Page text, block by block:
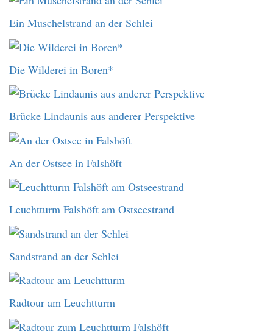
Ein Muschelstrand an der Schlei
Die Wilderei in Boren*
Brücke Lindaunis aus anderer Perspektive
An der Ostsee in Falshöft
Leuchtturm Falshöft am Ostseestrand
Sandstrand an der Schlei
Radtour am Leuchtturm